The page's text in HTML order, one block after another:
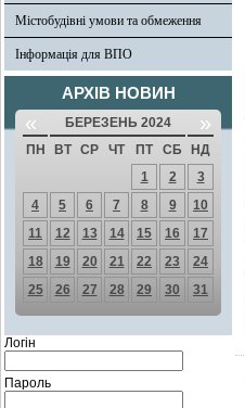
Містобудівні умови та обмеження
Інформація для ВПО
АРХІВ НОВИН
« БЕРЕЗЕНЬ 2024 »
ПН ВТ СР ЧТ ПТ СБ
НД
1
2
3
4
5 6 7 8 9
10
11
12 13 14 15 16
17
18
19 20 21 22 23
24
25
26 27 28 29 30 31
Логін
Пароль